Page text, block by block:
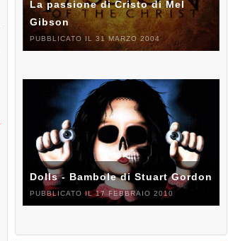
La passione di Cristo di Mel
Gibson
PUBBLICATO IL 31 MARZO 2004
Dolls - Bambole di Stuart Gordon
PUBBLICATO IL 17 FEBBRAIO 2010